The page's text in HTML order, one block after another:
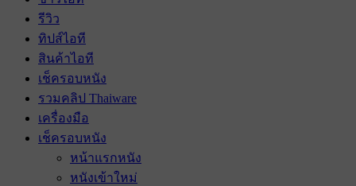
รีวิว
ทิปส์ไอที
สินค้าไอที
เช็ครอบหนัง
รวมคลิป Thaiware
เครื่องมือ
เช็ครอบหนัง
หน้าแรกหนัง
หนังเข้าใหม่